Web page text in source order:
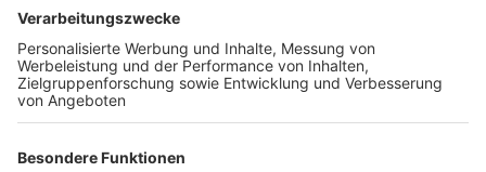
Freiburger Wochenbericht
Der Wochenbericht
wurde zum 31. Juli 2026
eingestellt.